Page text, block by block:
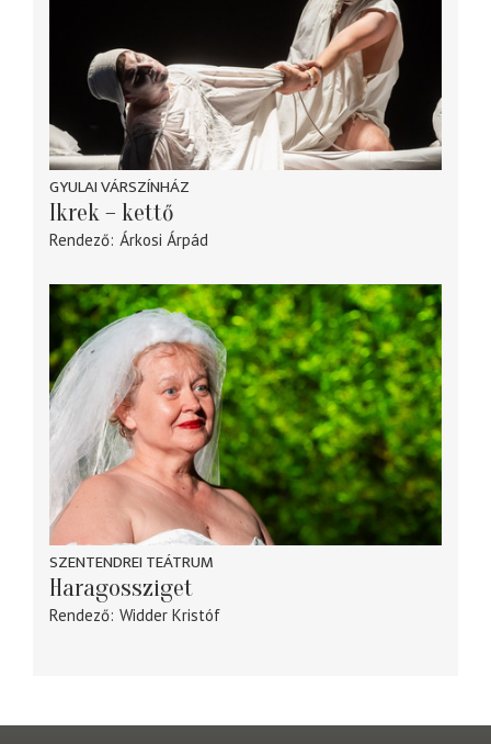
GYULAI VÁRSZÍNHÁZ
Ikrek – kettő
Rendező Árkosi Árpád
SZENTENDREI TEÁTRUM
Haragossziget
Rendező Widder Kristóf